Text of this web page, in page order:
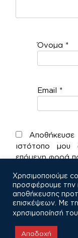
Όνομα *
Email *
ιστότοπο
επόμενη φορά
Χρησιμοποιούμε
προσφέρουμε την
αποθήκευσης
επισκέψεων. Με
χρησιμοποίησή
Αποδοχή